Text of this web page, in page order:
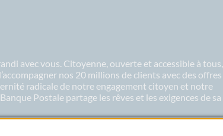
avec vous. Citoyenne, ouverte et accessible à tous,
nos 20 millions de clients avec des offres
radicale de notre engagement citoyen et notre
Postale partage les rêves et les exigences de sa